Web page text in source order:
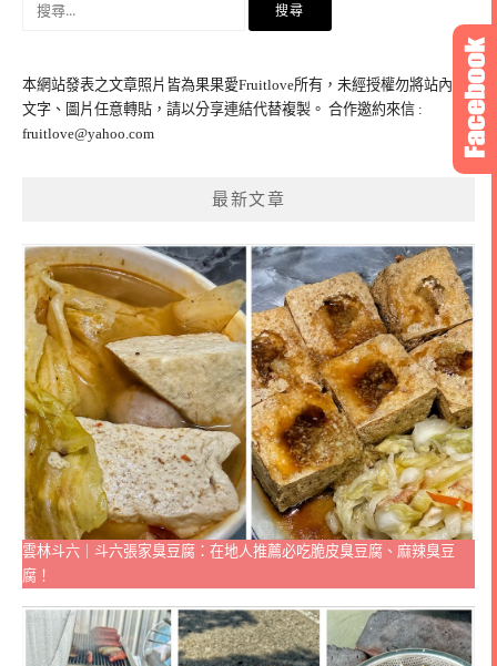
字:
本網站發表之文章照片皆為果果愛Fruitlove所有，未經授權勿將站內之
文字、圖片任意轉貼，請以分享連結代替複製。 合作邀約來信 :
fruitlove@yahoo.com
最新文章
雲林斗六｜斗六張家臭豆腐：在地人推薦必吃脆皮臭豆腐、麻辣臭豆
腐！